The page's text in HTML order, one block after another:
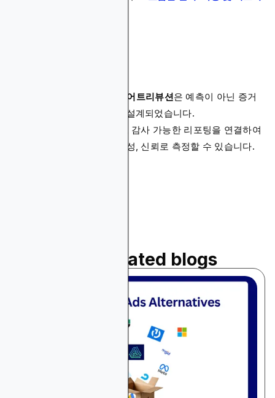
측정 및 어트리뷰션은 예측이 아닌 증거
를 요구하는 마케터를 위해 설계되었습니다.
검증된 데이터, 투명한 추적, 감사 가능한 리포팅을 연결하여
모든 캠페인을 정확성, 무결성, 신뢰로 측정할 수 있습니다.
Read related blogs